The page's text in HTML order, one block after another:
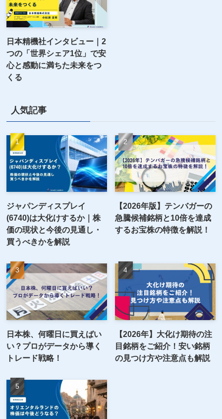
日本精機社インタビュー｜2
つの「世界シェア1位」で安
心と感動に満ちた未来をつ
くる
人気記事
ジャパンディスプレイ
(6740)は大化けするか｜株
価の現状と今後の見通し・
買うべきかを解説
【2026年版】テンバガーの
急騰候補銘柄と10倍を達成
するお宝株の特徴を解説！
日本株、何曜日に買えばい
い？プロがデータから導く
トレード戦略！
【2026年】大化け期待の注
目銘柄をご紹介！安い銘柄
の見つけ方や注意点も解説